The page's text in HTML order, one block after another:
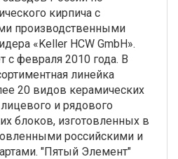
кирпича с
производственными
«Keller HCW GmbH».
с февраля 2010 года. В
линейка
20 видов керамических
и рядового
блоков, изготовленных в
российскими и
"Пятый Элемент"